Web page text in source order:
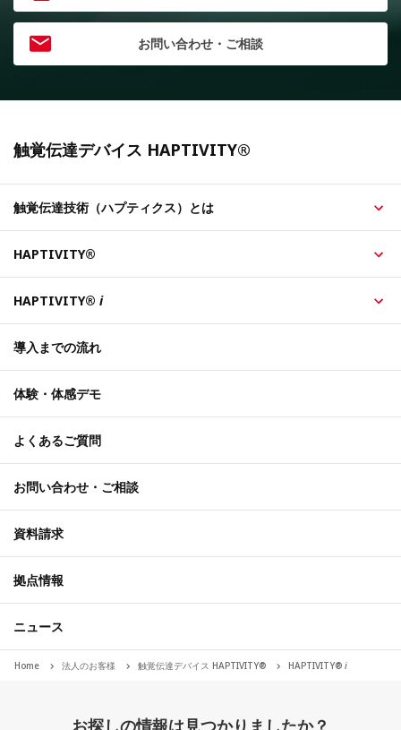
お問い合わせ・ご相談
触覚伝達デバイス HAPTIVITY®
触覚伝達技術（ハプティクス）とは
HAPTIVITY®
HAPTIVITY® i
導入までの流れ
体験・体感デモ
よくあるご質問
お問い合わせ・ご相談
資料請求
拠点情報
ニュース
Home 法人のお客様 触覚伝達デバイス HAPTIVITY® HAPTIVITY®︎ i